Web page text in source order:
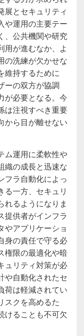
展とセキュリティ
や運用の主要テー
、公共機関や研究
用が進むなか、よ
の洗練が欠かせな
維持するために
ーの双方が協調
が必要となる。今
は注視すべき重要
から目が離せない
ム運用に柔軟性や
織の成長と迅速な
フラ自動化によっ
る一方、セキュリ
れるようになりま
提供者がインフラ
やアプリケーショ
身の責任で守る必
権限の最適化や暗
ュリティ対策が必
や自動化されたセ
荷は軽減されてい
スクを高めるた
けることも不可欠